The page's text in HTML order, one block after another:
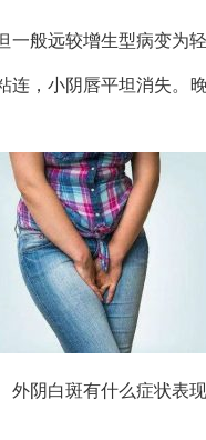
一般远较增生型病变为
连，小阴唇平坦消失。
外阴白斑有什么症状表现